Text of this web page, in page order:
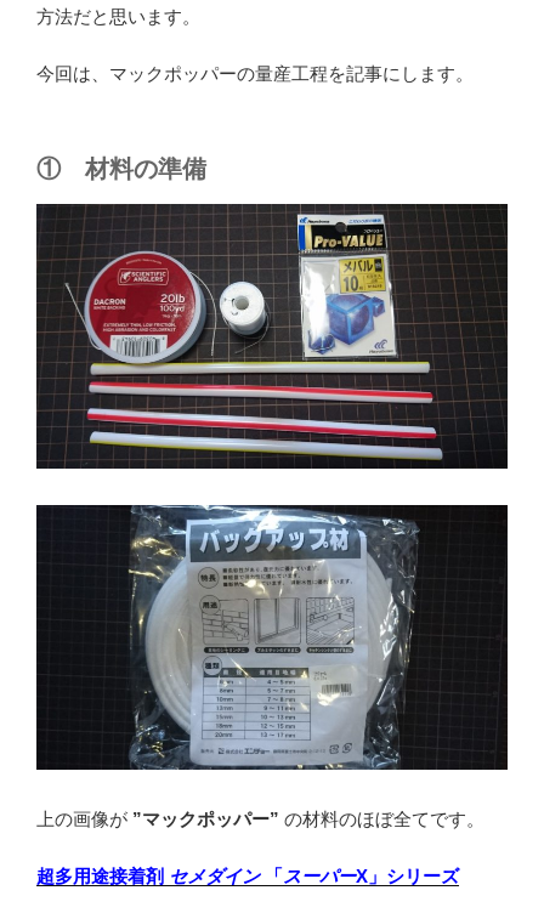
方法だと思います。
今回は、マックポッパーの量産工程を記事にします。
① 材料の準備
上の画像が ”マックポッパー” の材料のほぼ全てです。
超多用途接着剤 セメダイン「スーパーX」シリーズ